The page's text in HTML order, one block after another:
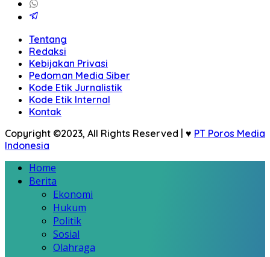
Tentang
Redaksi
Kebijakan Privasi
Pedoman Media Siber
Kode Etik Jurnalistik
Kode Etik Internal
Kontak
Copyright ©2023, All Rights Reserved | ♥ PT Poros Media
Indonesia
Home
Berita
Ekonomi
Hukum
Politik
Sosial
Olahraga